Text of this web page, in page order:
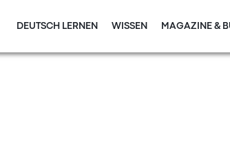
DEUTSCH LERNEN WISSEN MAGAZINE &